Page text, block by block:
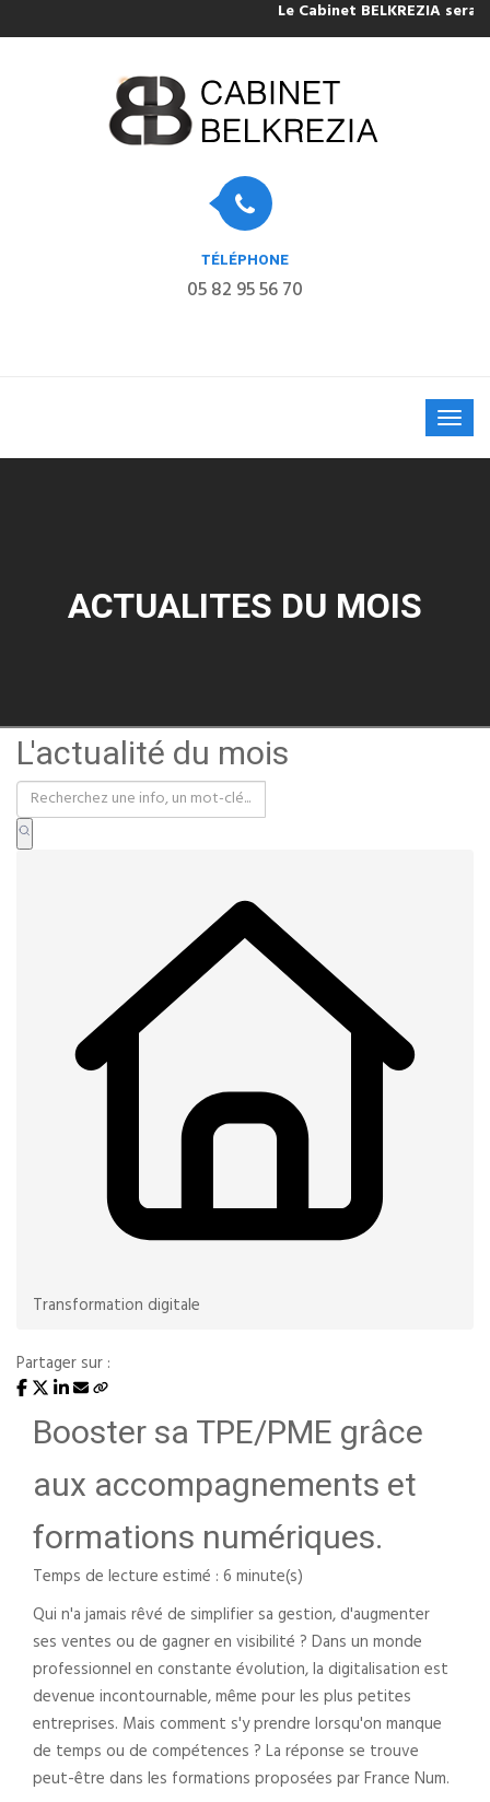
Le Cabinet BELKREZIA sera
TÉLÉPHONE
05 82 95 56 70
ACTUALITES DU MOIS
L'actualité du mois
Transformation digitale
Partager sur :
Booster sa TPE/PME grâce
aux accompagnements et
formations numériques.
Temps de lecture estimé : 6 minute(s)
Qui n'a jamais rêvé de simplifier sa gestion, d'augmenter
ses ventes ou de gagner en visibilité ? Dans un monde
professionnel en constante évolution, la digitalisation est
devenue incontournable, même pour les plus petites
entreprises. Mais comment s'y prendre lorsqu'on manque
de temps ou de compétences ? La réponse se trouve
peut-être dans les formations proposées par France Num.